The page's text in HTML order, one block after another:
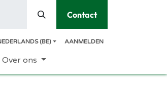
Contact
(BE) AANMELDEN
Over ons